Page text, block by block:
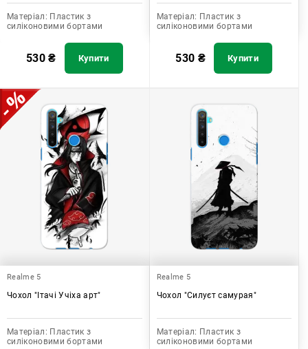
Матеріал: Пластик з
силіконовими бортами
530₴ Купити
Матеріал: Пластик з
силіконовими бортами
530 ₴ Купити
Realme 5
Чохол "Ітачі Учіха арт"
Матеріал: Пластик з
силіконовими бортами
Realme 5
Чохол "Силуєт самурая"
Матеріал: Пластик з
силіконовими бортами